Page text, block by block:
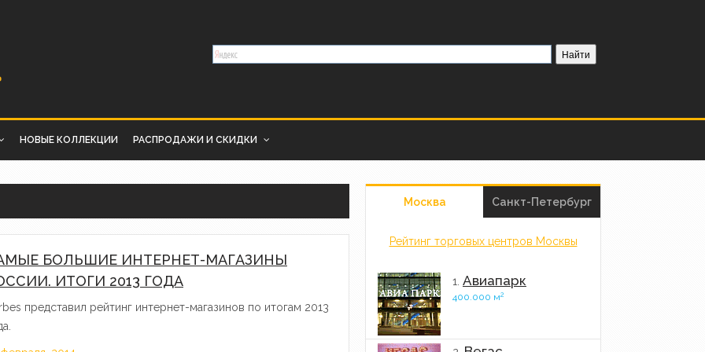
НОВЫЕ КОЛЛЕКЦИИ РАСПРОДАЖИ И СКИДКИ
БОЛЬШИЕ ИНТЕРНЕТ-МАГАЗИНЫ
ИТОГИ 2013 ГОДА
представил рейтинг интернет-магазинов по итогам 2013
Москва Санкт-Петербург
Рейтинг торговых центров Москвы
1. Авиапарк
400.000 м2